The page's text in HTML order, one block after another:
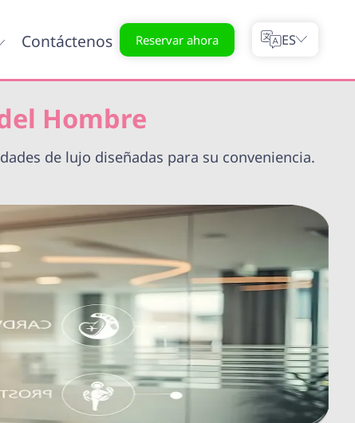
Contáctenos Reservar ahora ES
Hombre
de lujo diseñadas para su conveniencia.